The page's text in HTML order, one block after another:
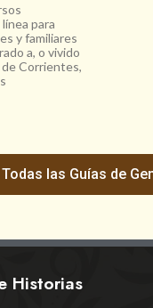
para
y familiares
a, o vivido
Corrientes,
las Guías de
Historias